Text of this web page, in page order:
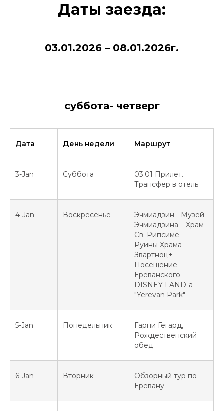
Даты заезда:
03.01.2026 – 08.01.2026г.
суббота- четверг
Дата День недели Маршрут
3-Jan Суббота
03.01 Прилет.
Трансфер в отель
4-Jan Воскресенье
Эчмиадзин - Музей
Эчмиадзина – Храм
Св. Рипсиме –
Руины Храма
Звартноц+
Посещение
Ереванского
DISNEY LAND-а
"Yerevan Park"
5-Jan Понедельник
Гарни Гегард,
Рождественский
обед
6-Jan Вторник
Обзорный тур по
Еревану